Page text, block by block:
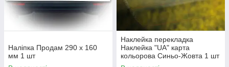
Наліпка Продам 290 х 160
мм 1 шт
Наклейка перекладка
Наклейка "UA" карта
кольорова Синьо-Жовта 1 шт